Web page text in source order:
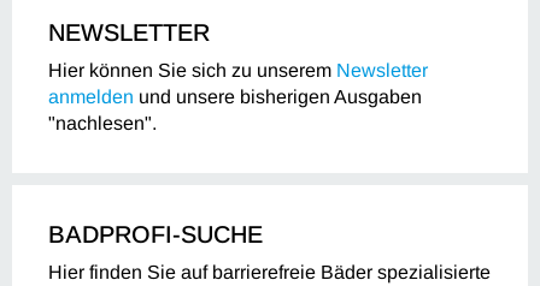
NEWSLETTER
Hier können Sie sich zu unserem Newsletter
anmelden und unsere bisherigen Ausgaben
"nachlesen".
BADPROFI-SUCHE
Hier finden Sie auf barrierefreie Bäder spezialisierte